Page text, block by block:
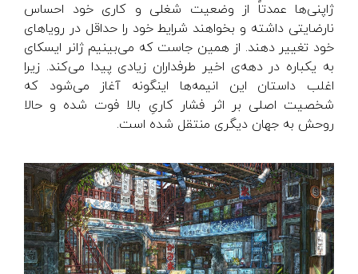
ژاپنی‌ها عمدتاً از وضعیت شغلی و کاری خود احساس
نارضایتی داشته و بخواهند شرایط خود را حداقل در رویا‌های
خود تغییر دهند. از همین جاست که می‌بینیم ژانر ایسکای
به یکباره در دهه‌ی اخیر طرفداران زیادی پیدا می‌کند. زیرا
اغلب داستان این انیمه‌ها اینگونه آغاز می‌شود که
شخصیت اصلی بر اثر فشار کاریِ بالا فوت شده و حالا
روحش به جهان دیگری منتقل شده است.